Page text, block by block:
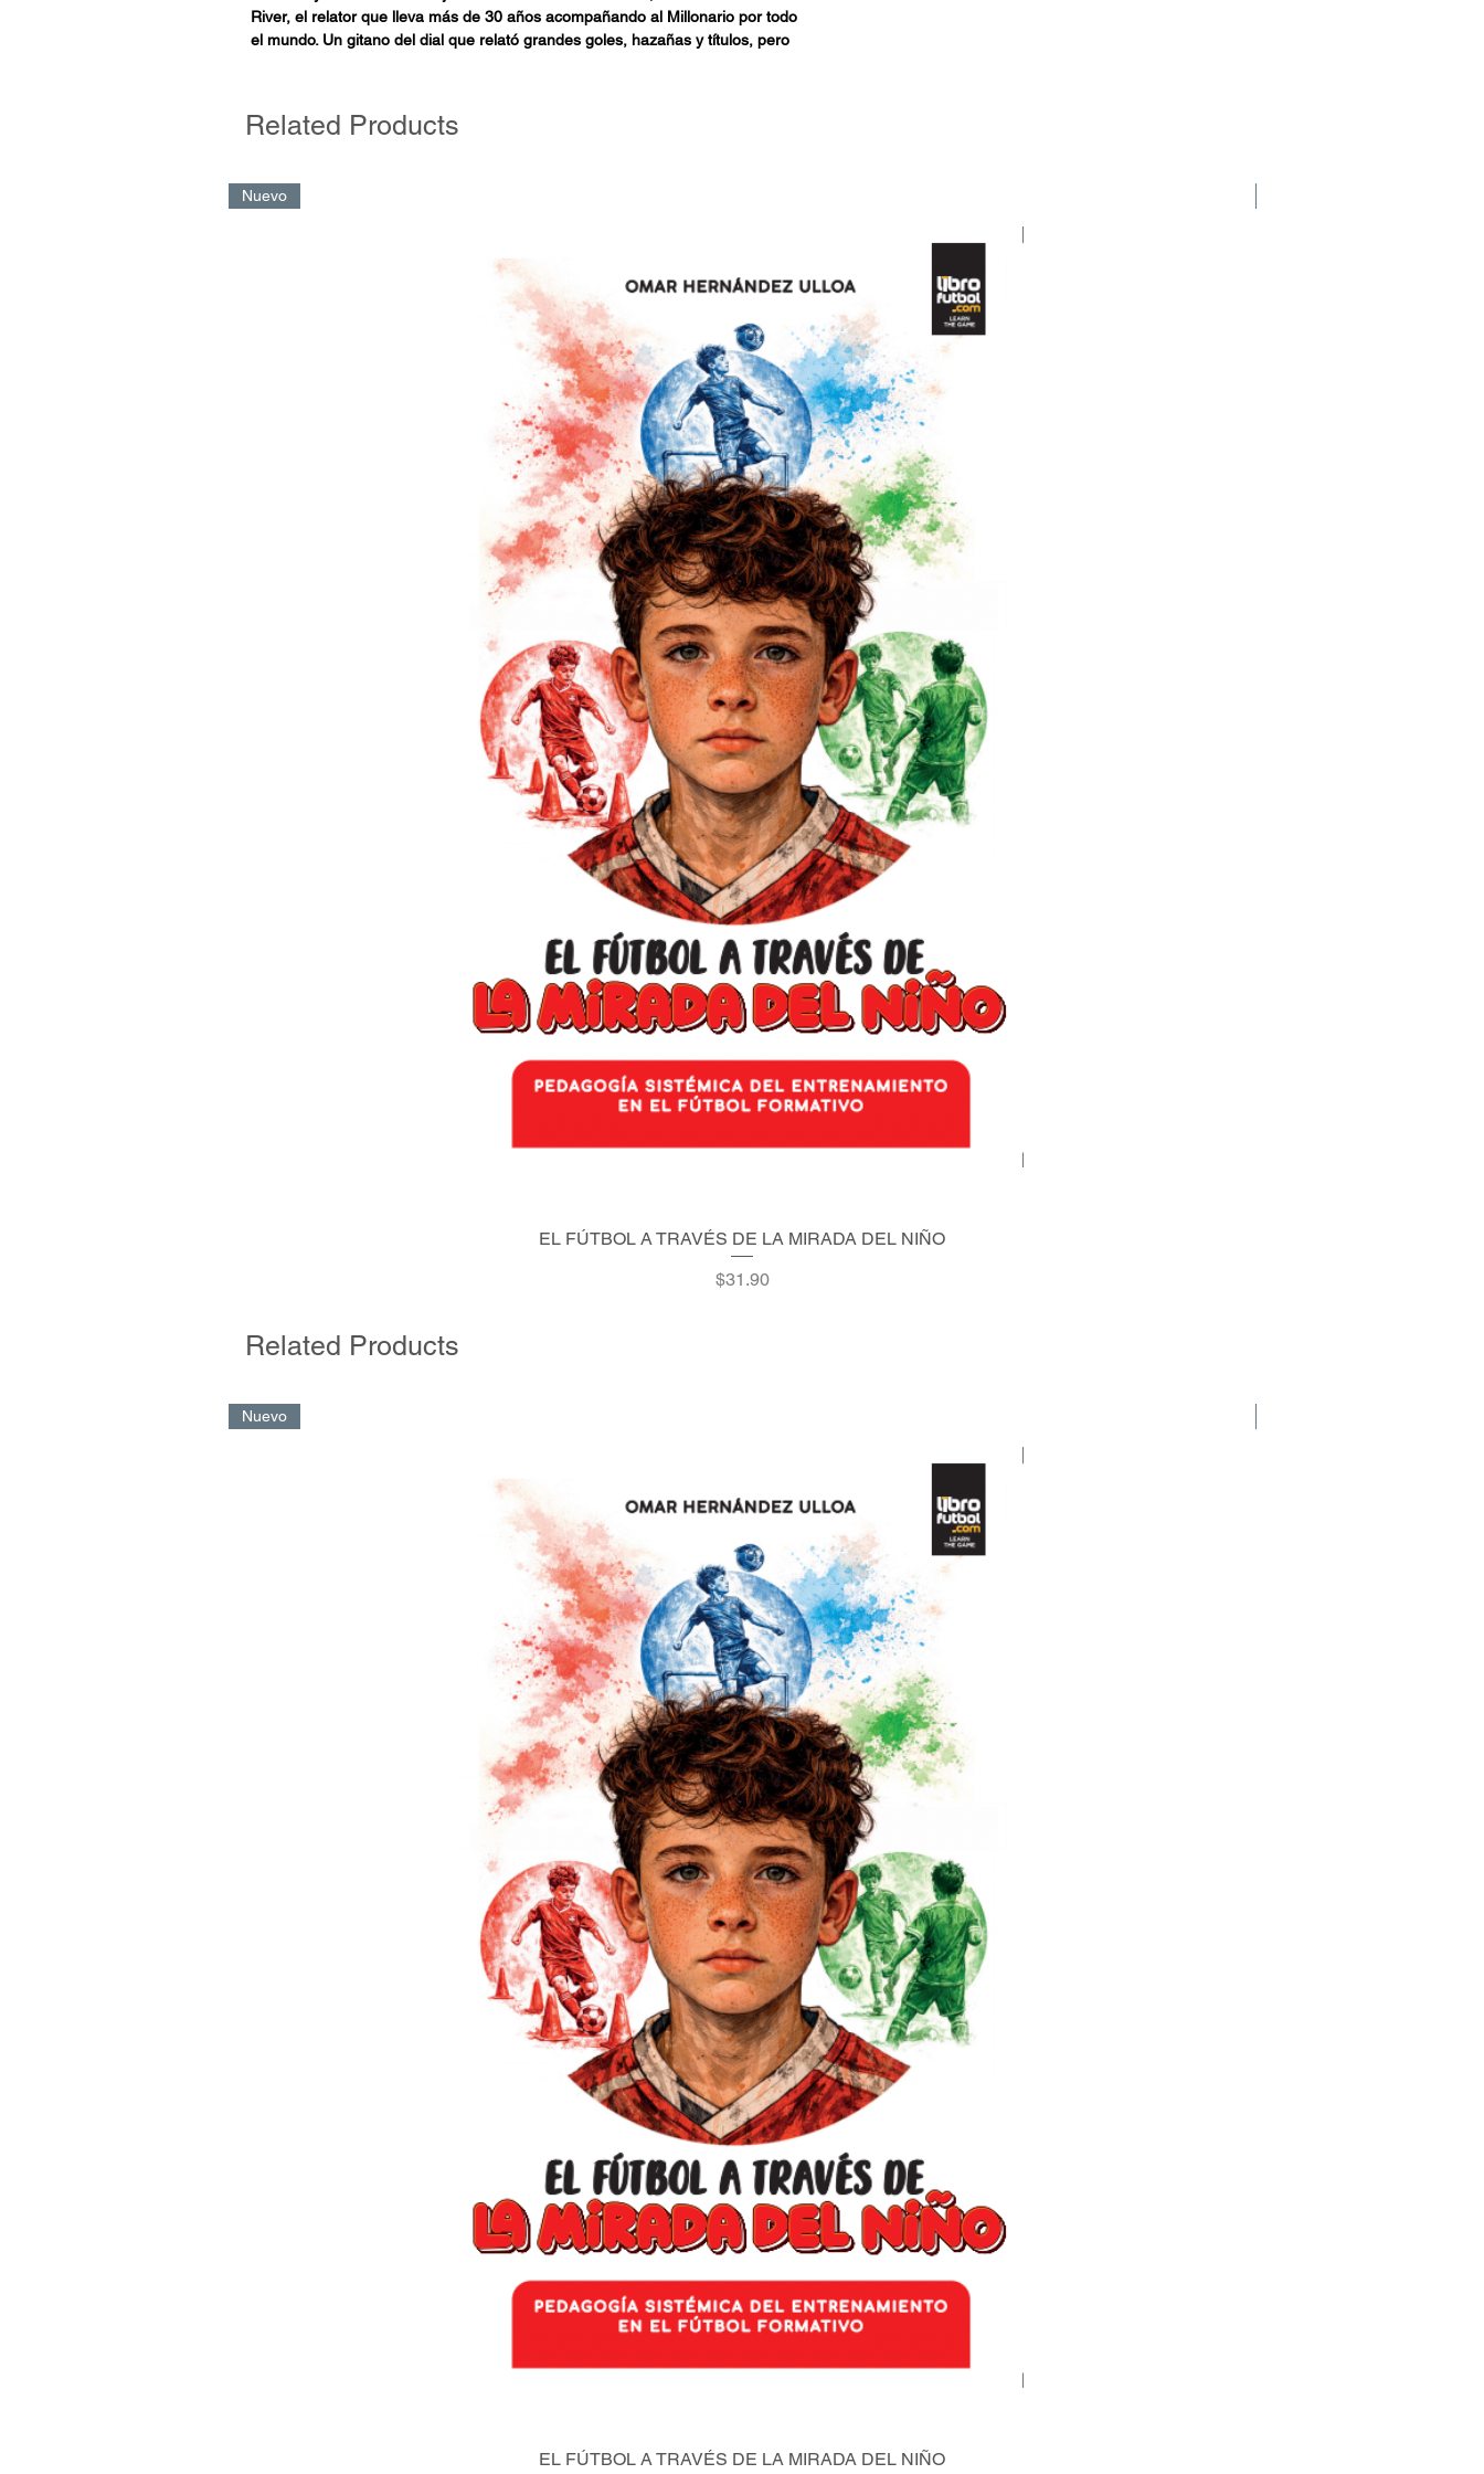
River, el relator que lleva más de 30 años acompañando al Millonario por todo
el mundo. Un gitano del dial que relató grandes goles, hazañas y títulos, pero
labor cuenta con el reconocimiento tanto de los simpatizantes como de sus
En este libro Lito cuenta su vida con River: cómo se hizo hincha de la banda y
guardarse nada- la tarea de los futbolistas, entrenadores, dirigentes y
personajes con quienes se cruzó a lo largo de tres décadas en los pasillos del
Monumental. De Alberti a Núñez y del ascenso a Japón, de la mano del
entrenador al que bautizó como Napoleón. Una historia que alcanzó su punto
más alto la noche del 9 de diciembre de 2018, en una inesperada definición en
Related Products
Quick View
Nuevo
EL FÚTBOL A TRAVÉS DE LA MIRADA DEL NIÑO
Price
$31.90
Related Products
Quick View
Nuevo
EL FÚTBOL A TRAVÉS DE LA MIRADA DEL NIÑO